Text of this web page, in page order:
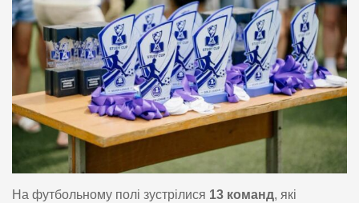
На футбольному полі зустрілися 13 команд, які